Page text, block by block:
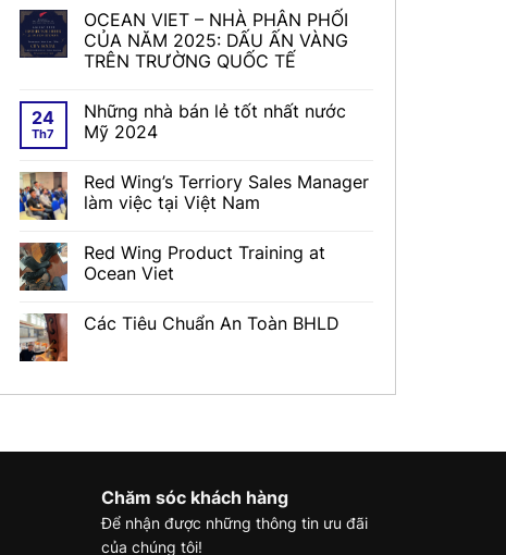
OCEAN VIET – NHÀ PHÂN PHỐI
CỦA NĂM 2025: DẤU ẤN VÀNG
TRÊN TRƯỜNG QUỐC TẾ
24
Th7
Những nhà bán lẻ tốt nhất nước
Mỹ 2024
Red Wing’s Terriory Sales Manager
làm việc tại Việt Nam
Red Wing Product Training at
Ocean Viet
Các Tiêu Chuẩn An Toàn BHLD
Chăm sóc khách hàng
Để nhận được những thông tin ưu đãi
của chúng tôi!